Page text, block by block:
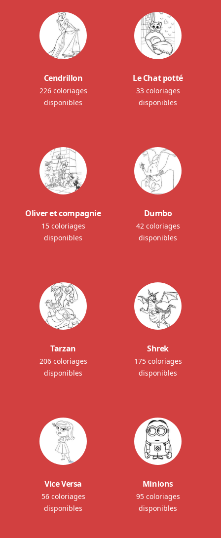
Cendrillon
226 coloriages
disponibles
Le Chat potté
33 coloriages
disponibles
Oliver et compagnie
15 coloriages
disponibles
Dumbo
42 coloriages
disponibles
Tarzan
206 coloriages
disponibles
Shrek
175 coloriages
disponibles
Vice Versa
56 coloriages
disponibles
Minions
95 coloriages
disponibles